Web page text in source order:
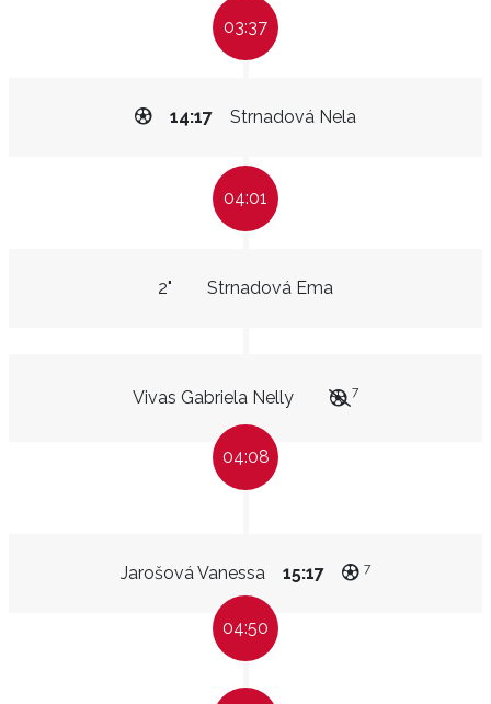
03:37
Strnadová Nela
14:17
04:01
Strnadová Ema
2"
Vivas Gabriela Nelly 7
04:08
Jarošová Vanessa 15:17 7
04:50